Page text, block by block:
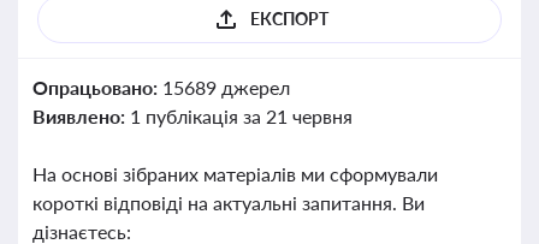
ЕКСПОРТ
Опрацьовано: 15689 джерел
Виявлено: 1 публікація за 21 червня
На основі зібраних матеріалів ми сформували
короткі відповіді на актуальні запитання. Ви
дізнаєтесь: